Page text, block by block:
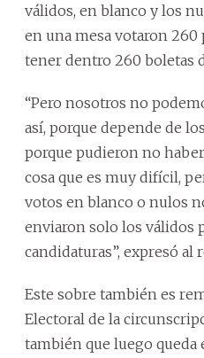
válidos, en blanco y los
en una mesa votaron 260
tener dentro 260 boletas
“Pero nosotros no
así, porque depende de
porque pudieron no
cosa que es muy difícil,
votos en blanco o nulos
enviaron solo los válidos
candidaturas”, expresó al
Este sobre también es
Electoral de la
también que luego queda